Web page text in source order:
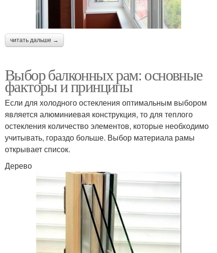
читать дальше →
Выбор балконных рам: основные
факторы и принципы
Если для холодного остекления оптимальным выбором
является алюминиевая конструкция, то для теплого
остекления количество элементов, которые необходимо
учитывать, гораздо больше. Выбор материала рамы
открывает список.
Дерево